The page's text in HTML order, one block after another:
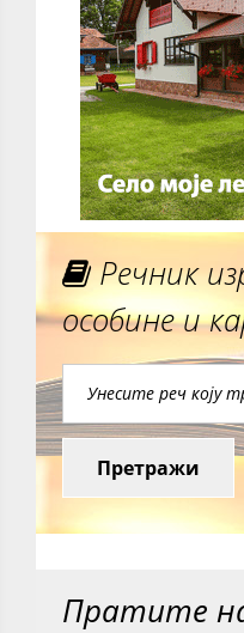
Речник
особине и
Претражи
Пратите